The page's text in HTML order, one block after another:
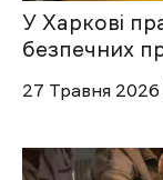
У Харкові
безпечних
27 Травня 2026